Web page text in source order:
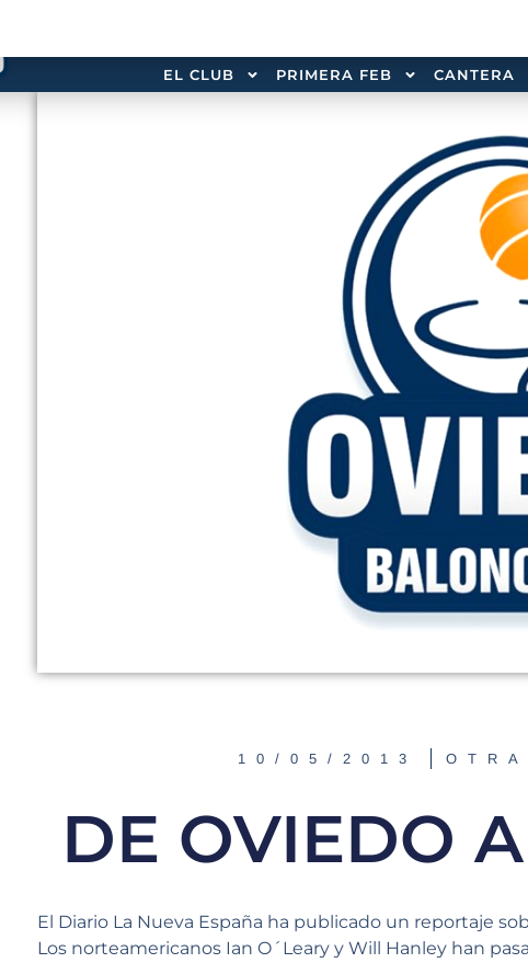
EL CLUB PRIMERA FEB CANTERA
10/05/2013
DE OVIEDO
El Diario La Nueva España ha publicado un reportaje
Los norteamericanos Ian O´Leary y Will Hanley han